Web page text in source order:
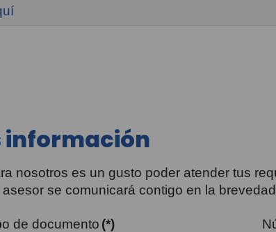
información
nosotros es un gusto poder atender tus
asesor se comunicará contigo en la
de documento (*)